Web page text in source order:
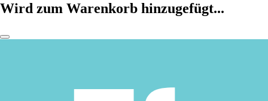
Wird zum Warenkorb hinzugefügt...